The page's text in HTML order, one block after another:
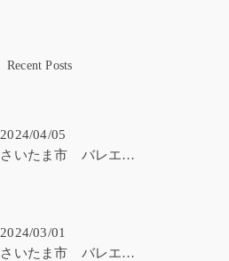
Recent Posts
2024/04/05
【さいたま市 バレエ教室】受験生が戻ってきました！
2024/03/01
【さいたま市 バレエ教室】3歳から始めるバレエ